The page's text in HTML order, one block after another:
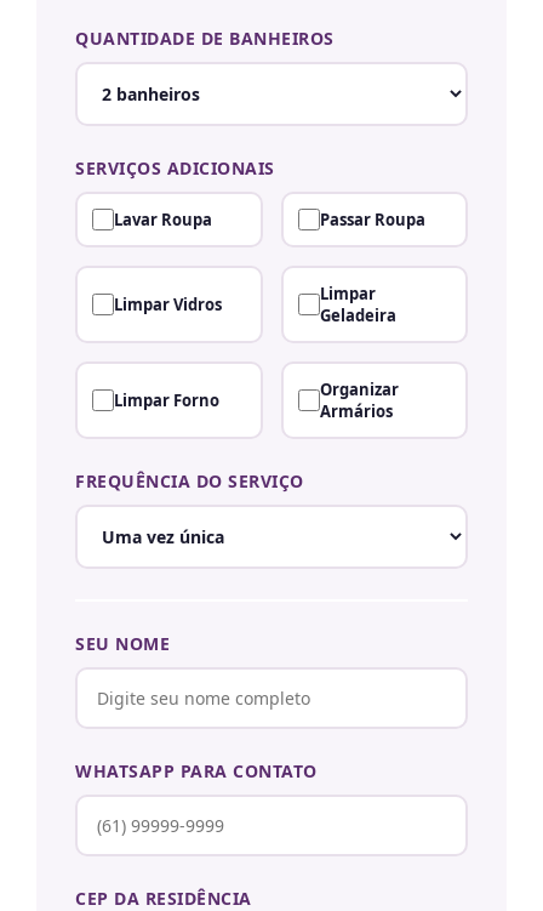
QUANTIDADE DE BANHEIROS
SERVIÇOS ADICIONAIS
Lavar Roupa Passar Roupa
Limpar Vidros
Limpar
Geladeira
Limpar Forno
Organizar
Armários
FREQUÊNCIA DO SERVIÇO
SEU NOME
WHATSAPP PARA CONTATO
CEP DA RESIDÊNCIA